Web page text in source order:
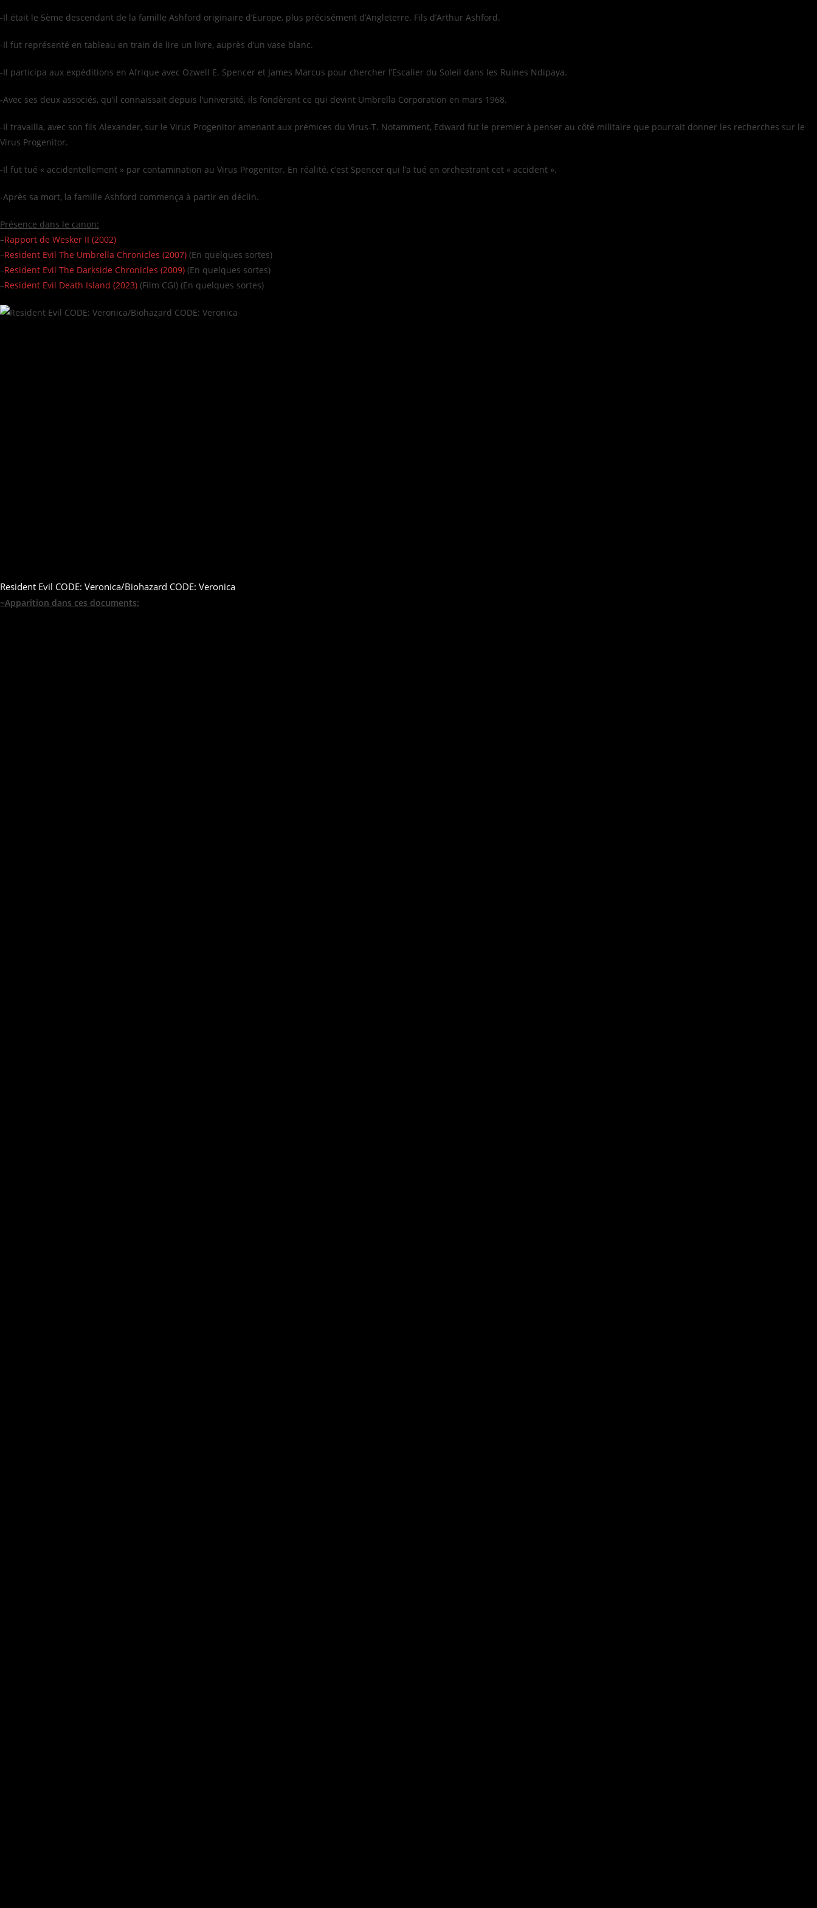
-Il était le 5ème descendant de la famille Ashford originaire d’Europe, plus précisément d’Angleterre. Fils d’Arthur Ashford.
-Il fut représenté en tableau en train de lire un livre, auprès d’un vase blanc.
-Il participa aux expéditions en Afrique avec Ozwell E. Spencer et James Marcus pour chercher l’Escalier du Soleil dans les Ruines Ndipaya.
-Avec ses deux associés, qu’il connaissait depuis l’université, ils fondèrent ce qui devint Umbrella Corporation en mars 1968.
-Il travailla, avec son fils Alexander, sur le Virus Progenitor amenant aux prémices du Virus-T. Notamment, Edward fut le premier à penser au côté militaire que pourrait donner les recherches sur le
Virus Progenitor.
-Il fut tué « accidentellement » par contamination au Virus Progenitor. En réalité, c’est Spencer qui l’a tué en orchestrant cet « accident ».
-Après sa mort, la famille Ashford commença à partir en déclin.
Présence dans le canon:
–Rapport de Wesker II (2002)
–Resident Evil The Umbrella Chronicles (2007) (En quelques sortes)
–Resident Evil The Darkside Chronicles (2009) (En quelques sortes)
–Resident Evil Death Island (2023) (Film CGI) (En quelques sortes)
Resident Evil CODE: Veronica/Biohazard CODE: Veronica
~Apparition dans ces documents: